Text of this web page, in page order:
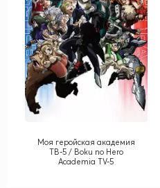
Моя геройская академия
ТВ-5 / Boku no Hero
Academia TV-5